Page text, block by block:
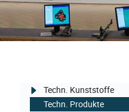
Techn. Kunststoffe
Techn. Produkte